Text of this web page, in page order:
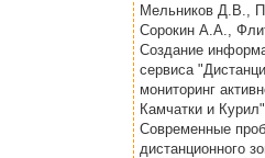
Мельников Д.В.,
Сорокин А.А.,
Создание
сервиса
мониторинг
Камчатки и
Современные
дистанционного